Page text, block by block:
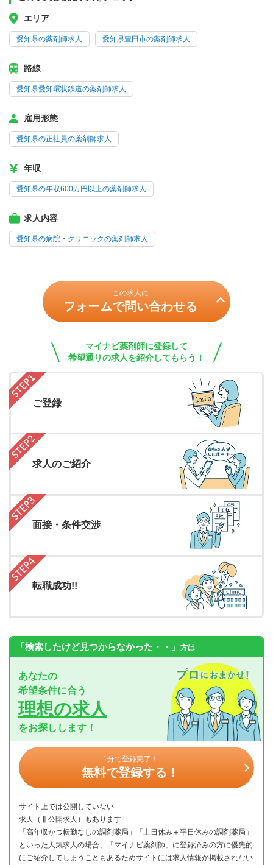
エリア
愛知県の薬剤師求人 愛知県豊田市の薬剤師求人
路線
愛知県愛知環状鉄道の薬剤師求人
雇用形態
愛知県の正社員の薬剤師求人
年収
愛知県の年収600万円以上の薬剤師求人
求人内容
愛知県の病院・クリニックの薬剤師求人
この求人に
フォームで問い合わせる
マイナビ薬剤師に登録して
希望通りの求人を紹介してもらう！
ご登録
求人のご紹介
面接・条件交渉
転職成功!!
「検索したけど見つからなかった・・」 方は
あなたの
希望条件に合う
理想の求人
をお探しします！
1分で登録完了！
無料で登録する！
サイト上では公開していない
求人（非公開求人）もあります
「高年収かつ転勤なしの調剤薬局」「土日休み＋平日休みの調剤薬局」
といった人気求人の場合、「マイナビ薬剤師」に登録済みの方に優先的
にご紹介してしまうこともあるためサイトには求人情報が掲載されない